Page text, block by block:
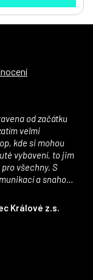
Králové z.s.
velmi
kde si mohou
vybavení, to jim
všechny. S
a snahou
pokračovat
;)